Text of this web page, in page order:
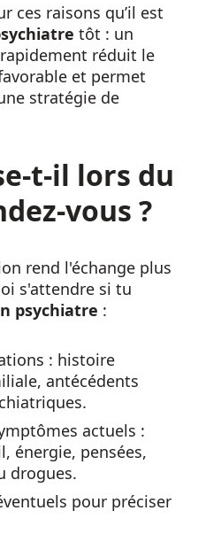
ces raisons qu’il est
tôt : un
réduit le
et permet
stratégie de
t-il lors du
vous ?
rend l'échange plus
s'attendre si tu
psychiatre :
: histoire
antécédents
actuels :
énergie, pensées,
drogues.
pour préciser